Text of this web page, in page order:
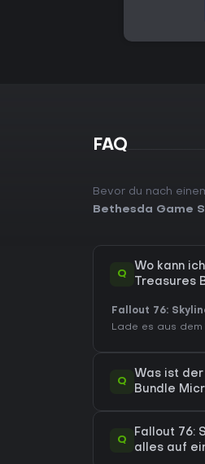
FAQ
Bevor du nach
Bethesda Game
Q
Wo kann
Treasures
Fallout 76:
Lade es aus
Q
Was ist
Bundle
Q
Fallout 76:
alles auf